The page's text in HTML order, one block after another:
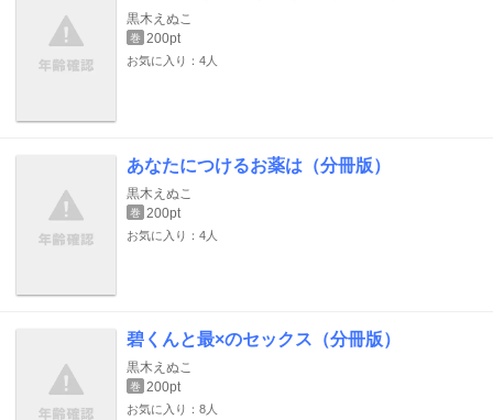
黒木えぬこ
巻 200pt
お気に入り：4人
あなたにつけるお薬は（分冊版）
黒木えぬこ
巻 200pt
お気に入り：4人
碧くんと最×のセックス（分冊版）
黒木えぬこ
巻 200pt
お気に入り：8人